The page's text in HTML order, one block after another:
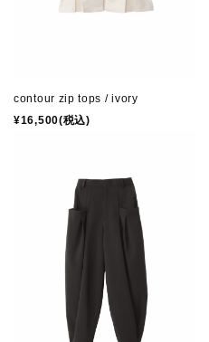
contour zip tops / ivory
¥16,500(税込)